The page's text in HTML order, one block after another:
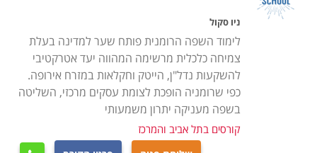
ניו סקול
לימוד השפה הרומנית פותח שער למדינה בעלת
צמיחה כלכלית מרשימה המהווה יעד אטרקטיבי
להשקעות נדל"ן, הייטק וחקלאות במזרח אירופה.
כפי שרומניה הופכת לצומת עסקים מרכזי, השליטה
בשפה מעניקה יתרון משמעותי
קורסים בתל אביב והמרכז